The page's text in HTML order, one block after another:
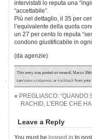
intervistati lo reputa una
“accettabile”.
Più nel dettaglio, il 35 per
l’equivalente della quota
un 27 per cento lo reputa
condono giustificabile in
(da agenzie)
This entry was posted on venerdì, Marzo
canleave a response, ortrackbackfrom your
« PREGLIASCO: “QUANDO
RACHID, L’EROE CHE
Leave a Reply
You must be logged in to